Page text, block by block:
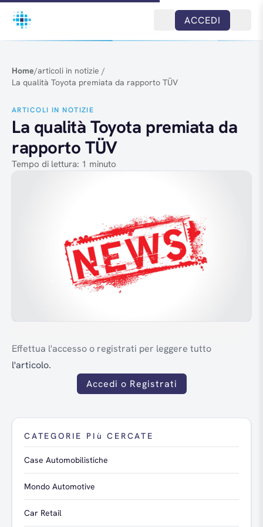
Salta al contenuto
ACCEDI
Home/articoli in notizie /
La qualità Toyota premiata da rapporto TÜV
ARTICOLI IN NOTIZIE
La qualità Toyota premiata da
rapporto TÜV
Tempo di lettura: 1 minuto
Effettua l'accesso o registrati per leggere tutto
l'articolo.
Accedi o Registrati
CATEGORIE PIù CERCATE
Case Automobilistiche
Mondo Automotive
Car Retail